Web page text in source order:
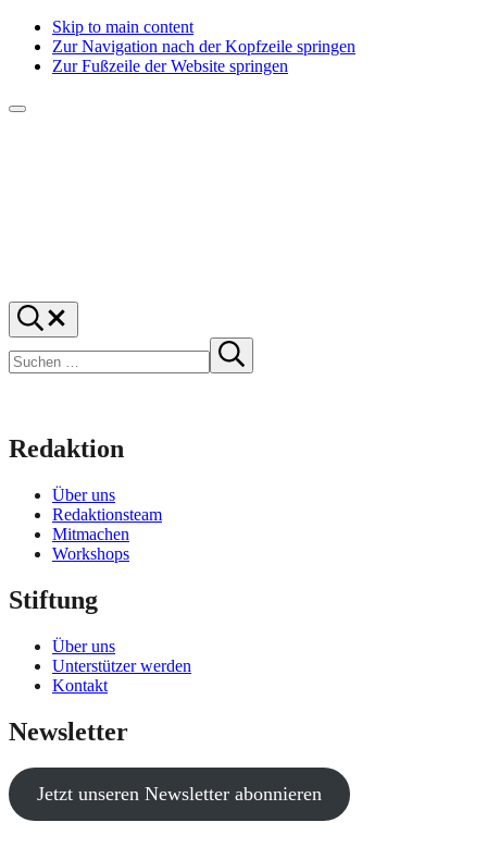
Skip to main content
Zur Navigation nach der Kopfzeile springen
Zur Fußzeile der Website springen
Menü
f1rstlife
Und
was
denkst
du?
Suchen
…
Suche
starten
Redaktion
Über uns
Redaktionsteam
Mitmachen
Workshops
Stiftung
Über uns
Unterstützer werden
Kontakt
Newsletter
Jetzt unseren Newsletter abonnieren